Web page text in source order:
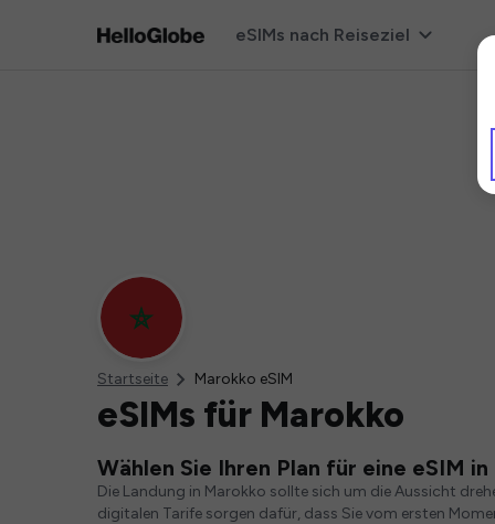
eSIMs nach Reiseziel
Startseite Marokko eSIM
eSIMs für Marokko
Wählen Sie Ihren Plan für eine eSIM
Die Landung in Marokko sollte sich um die Aussicht
digitalen Tarife sorgen dafür, dass Sie vom ersten